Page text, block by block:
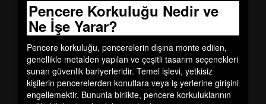
Pencere Korkuluğu Nedir ve
Ne İşe Yarar?
Pencere korkuluğu, pencerelerin dışına monte edilen,
genellikle metalden yapılan ve çeşitli tasarım seçenekleri
sunan güvenlik bariyerleridir. Temel işlevi, yetkisiz
kişilerin pencerelerden konutlara veya iş yerlerine girişini
engellemektir. Bununla birlikte, pencere korkuluklarının